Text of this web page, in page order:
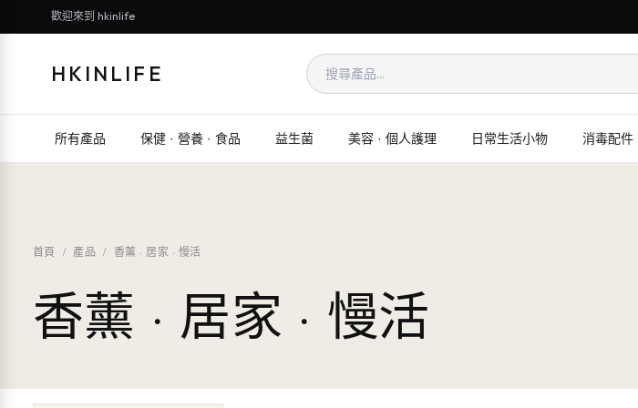
歡迎來到 hkinlife
HKINLIFE
所有產品 保健 · 營養 · 食品 益生菌 美容 · 個人護理 日常生活小物 消毒配件
首頁 / 產品 / 香薰 · 居家 · 慢活
香薰 · 居家 · 慢活